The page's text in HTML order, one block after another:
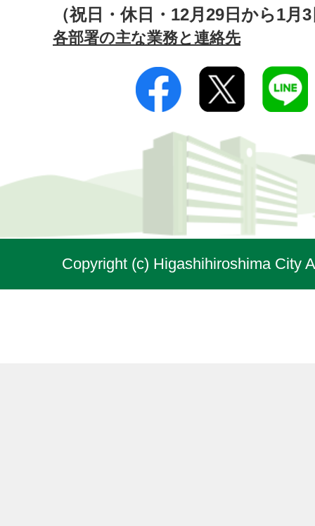
（祝日・休日・12月29日から1月
各部署の主な業務と連絡先
Copyright (c) Higashihiroshima City